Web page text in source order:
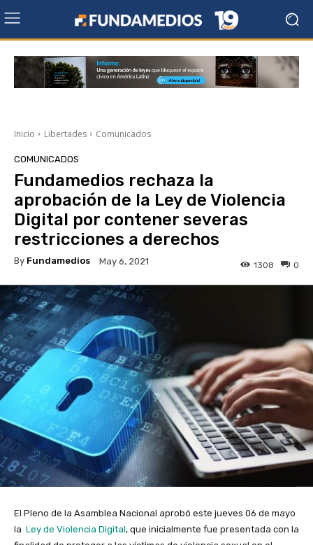
Inicio Libertades Comunicados
COMUNICADOS
Fundamedios rechaza la
aprobación de la Ley de Violencia
Digital por contener severas
restricciones a derechos
By Fundamedios May 6, 2021 0
1308
El Pleno de la Asamblea Nacional aprobó este jueves 06 de mayo
la Ley de Violencia Digital, que inicialmente fue presentada con la